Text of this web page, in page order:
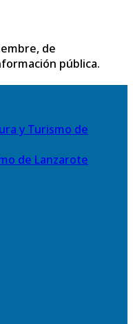
de
pública.
de Lanzarote